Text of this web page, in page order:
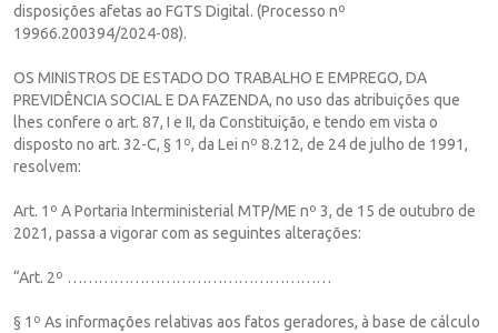
disposições afetas ao FGTS Digital. (Processo nº
19966.200394/2024-08).
OS MINISTROS DE ESTADO DO TRABALHO E EMPREGO, DA
PREVIDÊNCIA SOCIAL E DA FAZENDA, no uso das atribuições que
lhes confere o art. 87, I e II, da Constituição, e tendo em vista o
disposto no art. 32-C, § 1º, da Lei nº 8.212, de 24 de julho de 1991,
resolvem:
Art. 1º A Portaria Interministerial MTP/ME nº 3, de 15 de outubro de
2021, passa a vigorar com as seguintes alterações:
“Art. 2º ……………………………………………
§ 1º As informações relativas aos fatos geradores, à base de cálculo